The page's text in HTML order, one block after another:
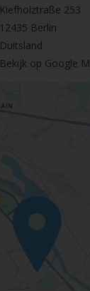
Kiefholztraße 253
12435 Berlin
Duitsland
Bekijk op Google